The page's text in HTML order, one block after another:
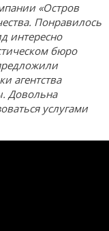
«Остров
Понравилось
интересно
бюро
агентства
Довольна
услугами